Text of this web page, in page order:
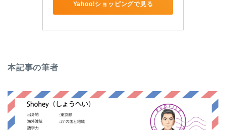
Yahoo!ショッピングで見る
本記事の筆者